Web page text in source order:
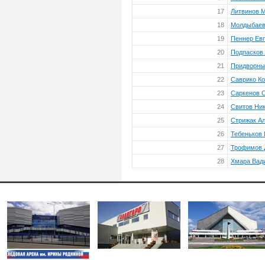
17
Литвинов
18
19
Пеннер
20
Подпасков
21
22
Саврико
23
Саркенов
24
Свитов
25
Стрижак
26
Тебеньков
27
Трофимов
28
Хмара